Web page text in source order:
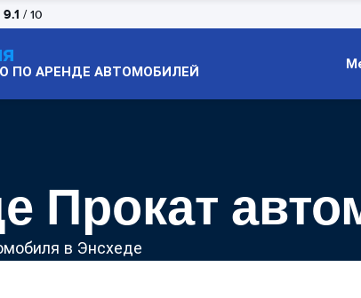
9.1 / 10
ПО АРЕНДЕ АВТОМОБИЛЕЙ
Прокат
в Энсхеде